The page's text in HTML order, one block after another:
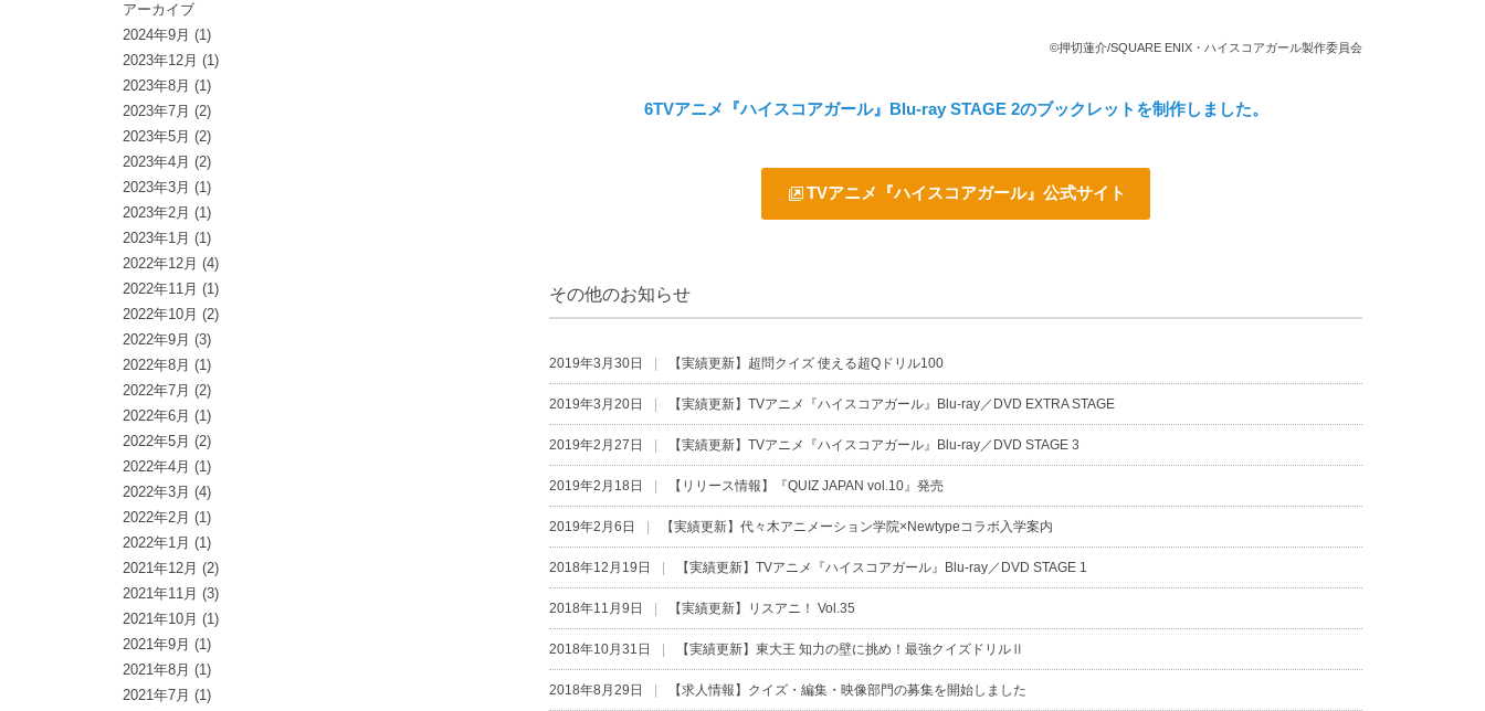
©押切蓮介/SQUARE ENIX・ハイスコアガール製作委員会
6TVアニメ『ハイスコアガール』Blu-ray STAGE 2のブックレットを制作しました。
TVアニメ『ハイスコアガール』公式サイト
その他のお知らせ
2019年3月30日 【実績更新】超問クイズ 使える超Qドリル100
2019年3月20日 【実績更新】TVアニメ『ハイスコアガール』Blu-ray／DVD EXTRA STAGE
2019年2月27日 【実績更新】TVアニメ『ハイスコアガール』Blu-ray／DVD STAGE 3
2019年2月18日 【リリース情報】『QUIZ JAPAN vol.10』発売
2019年2月6日 【実績更新】代々木アニメーション学院×Newtypeコラボ入学案内
2018年12月19日 【実績更新】TVアニメ『ハイスコアガール』Blu-ray／DVD STAGE 1
2018年11月9日 【実績更新】リスアニ！ Vol.35
2018年10月31日 【実績更新】東大王 知力の壁に挑め！最強クイズドリルⅡ
2018年8月29日 【求人情報】クイズ・編集・映像部門の募集を開始しました
アーカイブ
2024年9月 (1)
2023年12月 (1)
2023年8月 (1)
2023年7月 (2)
2023年5月 (2)
2023年4月 (2)
2023年3月 (1)
2023年2月 (1)
2023年1月 (1)
2022年12月 (4)
2022年11月 (1)
2022年10月 (2)
2022年9月 (3)
2022年8月 (1)
2022年7月 (2)
2022年6月 (1)
2022年5月 (2)
2022年4月 (1)
2022年3月 (4)
2022年2月 (1)
2022年1月 (1)
2021年12月 (2)
2021年11月 (3)
2021年10月 (1)
2021年9月 (1)
2021年8月 (1)
2021年7月 (1)